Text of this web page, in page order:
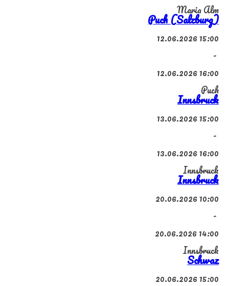
Maria Alm
Puch (Salzburg)
12.06.2026 15:00
-
12.06.2026 16:00
Puch
Innsbruck
13.06.2026 15:00
-
13.06.2026 16:00
Innsbruck
Innsbruck
20.06.2026 10:00
-
20.06.2026 14:00
Innsbruck
Schwaz
20.06.2026 15:00